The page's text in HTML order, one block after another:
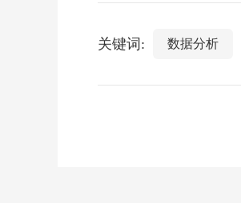
关键词: 数据分析